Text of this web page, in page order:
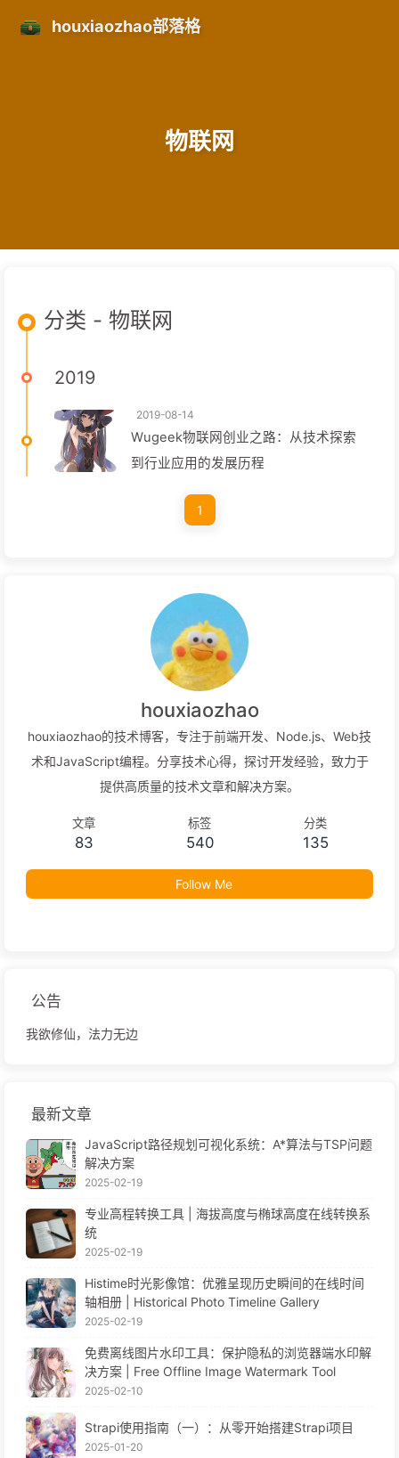
houxiaozhao部落格
物联网
分类 - 物联网
2019
2019-08-14
Wugeek物联网创业之路：从技术探索
到行业应用的发展历程
1
houxiaozhao
houxiaozhao的技术博客，专注于前端开发、Node.js、Web技
术和JavaScript编程。分享技术心得，探讨开发经验，致力于
提供高质量的技术文章和解决方案。
文章
83
标签
540
分类
135
Follow Me
公告
我欲修仙，法力无边
最新文章
JavaScript路径规划可视化系统：A*算法与TSP问题
解决方案
2025-02-19
专业高程转换工具 | 海拔高度与椭球高度在线转换系
统
2025-02-19
Histime时光影像馆：优雅呈现历史瞬间的在线时间
轴相册 | Historical Photo Timeline Gallery
2025-02-19
免费离线图片水印工具：保护隐私的浏览器端水印解
决方案 | Free Offline Image Watermark Tool
2025-02-10
Strapi使用指南（一）：从零开始搭建Strapi项目
2025-01-20